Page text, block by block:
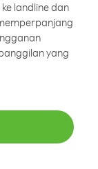
landline dan
yang